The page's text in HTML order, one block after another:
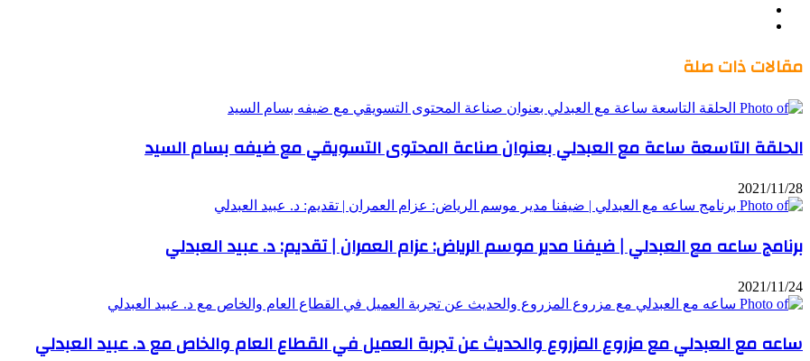
مقالات ذات صلة
الحلقة التاسعة ساعة مع العبدلي بعنوان صناعة المحتوى التسويقي مع ضيفه بسام السيد
2021/11/28
برنامج ساعه مع العبدلي | ضيفنا مدير موسم الرياض: عزام العمران | تقديم: د. عبيد العبدلي
2021/11/24
ساعه مع العبدلي مع مزروع المزروع والحديث عن تجربة العميل في القطاع العام والخاص مع د. عبيد العبدلي